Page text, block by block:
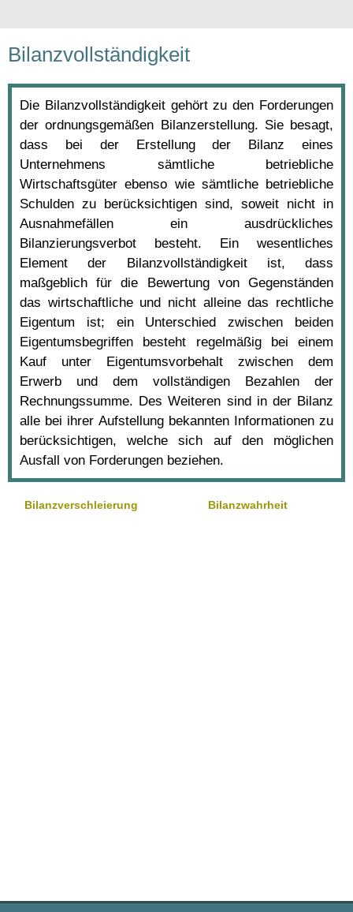
Bilanzvollständigkeit
Die Bilanzvollständigkeit gehört zu den Forderungen
der ordnungsgemäßen Bilanzerstellung. Sie besagt,
dass bei der Erstellung der Bilanz eines
Unternehmens sämtliche betriebliche
Wirtschaftsgüter ebenso wie sämtliche betriebliche
Schulden zu berücksichtigen sind, soweit nicht in
Ausnahmefällen ein ausdrückliches
Bilanzierungsverbot besteht. Ein wesentliches
Element der Bilanzvollständigkeit ist, dass
maßgeblich für die Bewertung von Gegenständen
das wirtschaftliche und nicht alleine das rechtliche
Eigentum ist; ein Unterschied zwischen beiden
Eigentumsbegriffen besteht regelmäßig bei einem
Kauf unter Eigentumsvorbehalt zwischen dem
Erwerb und dem vollständigen Bezahlen der
Rechnungssumme. Des Weiteren sind in der Bilanz
alle bei ihrer Aufstellung bekannten Informationen zu
berücksichtigen, welche sich auf den möglichen
Ausfall von Forderungen beziehen.
Bilanzverschleierung Bilanzwahrheit